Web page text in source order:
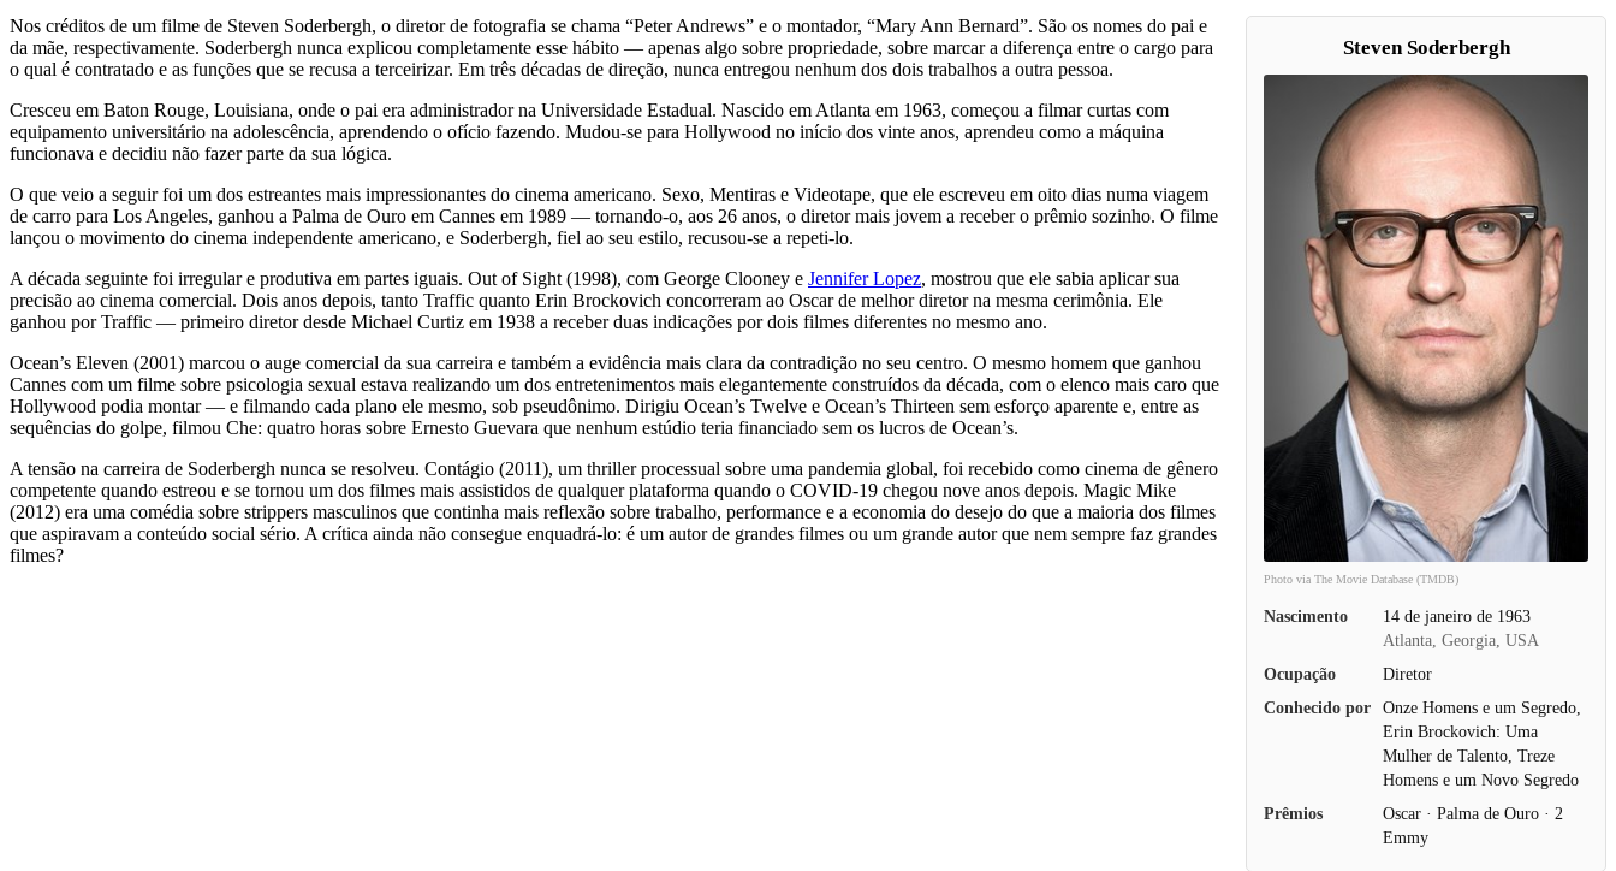
Steven Soderbergh
Photo via The Movie Database (TMDB)
Nascimento
14 de janeiro de 1963
Atlanta, Georgia, USA
Ocupação
Diretor
Conhecido por
Onze Homens e um Segredo,
Erin Brockovich: Uma
Mulher de Talento, Treze
Homens e um Novo Segredo
Prêmios
Oscar · Palma de Ouro · 2
Emmy
Nos créditos de um filme de Steven Soderbergh, o diretor de fotografia se chama “Peter Andrews” e o montador, “Mary Ann Bernard”. São os nomes do pai e
da mãe, respectivamente. Soderbergh nunca explicou completamente esse hábito — apenas algo sobre propriedade, sobre marcar a diferença entre o cargo para
o qual é contratado e as funções que se recusa a terceirizar. Em três décadas de direção, nunca entregou nenhum dos dois trabalhos a outra pessoa.
Cresceu em Baton Rouge, Louisiana, onde o pai era administrador na Universidade Estadual. Nascido em Atlanta em 1963, começou a filmar curtas com
equipamento universitário na adolescência, aprendendo o ofício fazendo. Mudou-se para Hollywood no início dos vinte anos, aprendeu como a máquina
funcionava e decidiu não fazer parte da sua lógica.
O que veio a seguir foi um dos estreantes mais impressionantes do cinema americano. Sexo, Mentiras e Videotape, que ele escreveu em oito dias numa viagem
de carro para Los Angeles, ganhou a Palma de Ouro em Cannes em 1989 — tornando-o, aos 26 anos, o diretor mais jovem a receber o prêmio sozinho. O filme
lançou o movimento do cinema independente americano, e Soderbergh, fiel ao seu estilo, recusou-se a repeti-lo.
A década seguinte foi irregular e produtiva em partes iguais. Out of Sight (1998), com George Clooney e Jennifer Lopez, mostrou que ele sabia aplicar sua
precisão ao cinema comercial. Dois anos depois, tanto Traffic quanto Erin Brockovich concorreram ao Oscar de melhor diretor na mesma cerimônia. Ele
ganhou por Traffic — primeiro diretor desde Michael Curtiz em 1938 a receber duas indicações por dois filmes diferentes no mesmo ano.
Ocean’s Eleven (2001) marcou o auge comercial da sua carreira e também a evidência mais clara da contradição no seu centro. O mesmo homem que ganhou
Cannes com um filme sobre psicologia sexual estava realizando um dos entretenimentos mais elegantemente construídos da década, com o elenco mais caro que
Hollywood podia montar — e filmando cada plano ele mesmo, sob pseudônimo. Dirigiu Ocean’s Twelve e Ocean’s Thirteen sem esforço aparente e, entre as
sequências do golpe, filmou Che: quatro horas sobre Ernesto Guevara que nenhum estúdio teria financiado sem os lucros de Ocean’s.
A tensão na carreira de Soderbergh nunca se resolveu. Contágio (2011), um thriller processual sobre uma pandemia global, foi recebido como cinema de gênero
competente quando estreou e se tornou um dos filmes mais assistidos de qualquer plataforma quando o COVID-19 chegou nove anos depois. Magic Mike
(2012) era uma comédia sobre strippers masculinos que continha mais reflexão sobre trabalho, performance e a economia do desejo do que a maioria dos filmes
que aspiravam a conteúdo social sério. A crítica ainda não consegue enquadrá-lo: é um autor de grandes filmes ou um grande autor que nem sempre faz grandes
filmes?